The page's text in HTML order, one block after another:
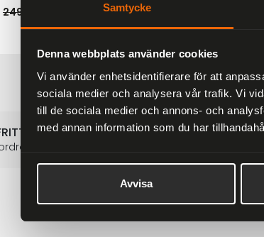
Samtycke
Denna webbplats använder cookies
Vi använder enhetsidentifierare för att
sociala medier och analysera vår trafik. Vi
till de sociala medier och annons- och
med annan information som du har
Avvisa
249 kr
över 2000 kr